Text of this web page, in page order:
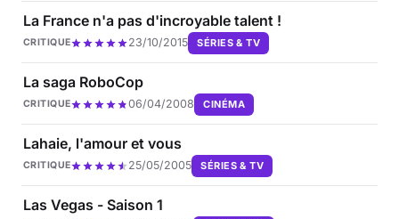
La France n'a pas d'incroyable talent !
CRITIQUE 23/10/2015 SÉRIES & TV
La saga RoboCop
CRITIQUE 06/04/2008 CINÉMA
Lahaie, l'amour et vous
CRITIQUE 25/05/2005 SÉRIES & TV
Las Vegas - Saison 1